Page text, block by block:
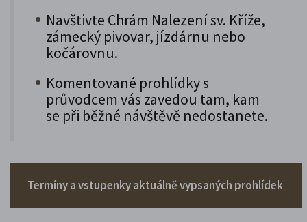
Navštivte Chrám Nalezení sv. Kříže,
zámecký pivovar, jízdárnu nebo
kočárovnu.
Komentované prohlídky s
průvodcem vás zavedou tam, kam
se při běžné návštěvě nedostanete.
Termíny a vstupenky aktuálně vypsaných prohlídek